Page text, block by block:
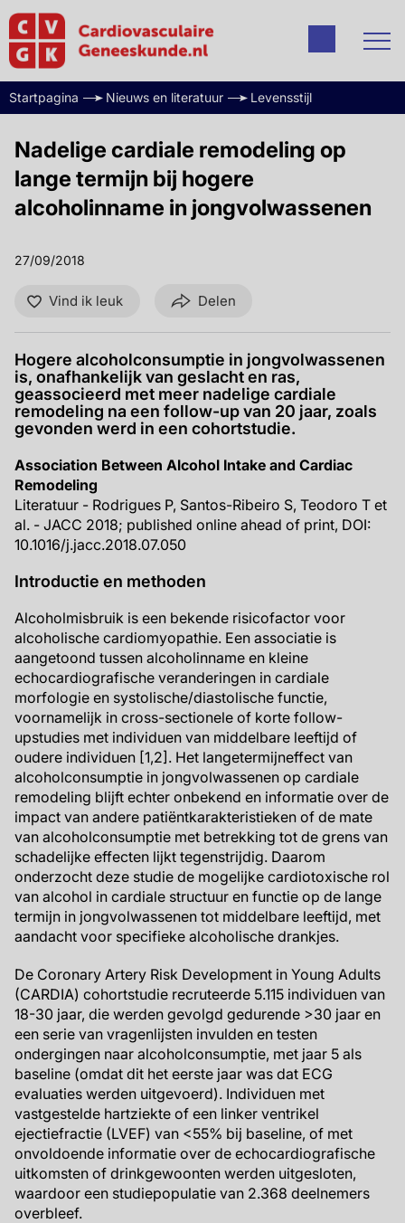
Startpagina Nieuws en literatuur Levensstijl
Nadelige cardiale remodeling op
lange termijn bij hogere
alcoholinname in jongvolwassenen
27/09/2018
Vind ik leuk Delen
Hogere alcoholconsumptie in jongvolwassenen
is, onafhankelijk van geslacht en ras,
geassocieerd met meer nadelige cardiale
remodeling na een follow-up van 20 jaar, zoals
gevonden werd in een cohortstudie.
Association Between Alcohol Intake and Cardiac
Remodeling
Literatuur - Rodrigues P, Santos-Ribeiro S, Teodoro T et
al. - JACC 2018; published online ahead of print, DOI:
10.1016/j.jacc.2018.07.050
Introductie en methoden
Alcoholmisbruik is een bekende risicofactor voor
alcoholische cardiomyopathie. Een associatie is
aangetoond tussen alcoholinname en kleine
echocardiografische veranderingen in cardiale
morfologie en systolische/diastolische functie,
voornamelijk in cross-sectionele of korte follow-
upstudies met individuen van middelbare leeftijd of
oudere individuen [1,2]. Het langetermijneffect van
alcoholconsumptie in jongvolwassenen op cardiale
remodeling blijft echter onbekend en informatie over de
impact van andere patiëntkarakteristieken of de mate
van alcoholconsumptie met betrekking tot de grens van
schadelijke effecten lijkt tegenstrijdig. Daarom
onderzocht deze studie de mogelijke cardiotoxische rol
van alcohol in cardiale structuur en functie op de lange
termijn in jongvolwassenen tot middelbare leeftijd, met
aandacht voor specifieke alcoholische drankjes.
De Coronary Artery Risk Development in Young Adults
(CARDIA) cohortstudie recruteerde 5.115 individuen van
18-30 jaar, die werden gevolgd gedurende >30 jaar en
een serie van vragenlijsten invulden en testen
ondergingen naar alcoholconsumptie, met jaar 5 als
baseline (omdat dit het eerste jaar was dat ECG
evaluaties werden uitgevoerd). Individuen met
vastgestelde hartziekte of een linker ventrikel
ejectiefractie (LVEF) van <55% bij baseline, of met
onvoldoende informatie over de echocardiografische
uitkomsten of drinkgewoonten werden uitgesloten,
waardoor een studiepopulatie van 2.368 deelnemers
overbleef.